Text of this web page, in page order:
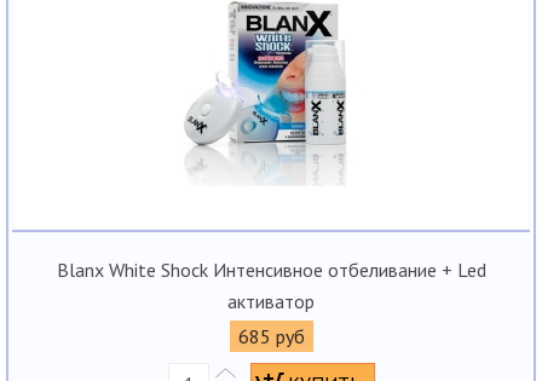
Blanx White Shock Интенсивное отбеливание + Led
активатор
685 руб